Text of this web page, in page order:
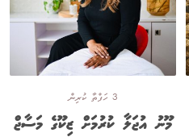
3 ހަފްތާ ކުރިން
މޫނު އުޖަލާ ކުރުމަށް ޒިކޫގެ މަސާޖް